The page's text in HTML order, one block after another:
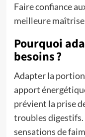
Faire confiance
meilleure
Pourquoi
besoins ?
Adapter la portion
apport
prévient la prise
troubles digestifs.
sensations de